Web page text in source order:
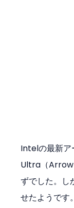
Intelの最新
Ultra（Arrow
ずでした。し
せたようです。